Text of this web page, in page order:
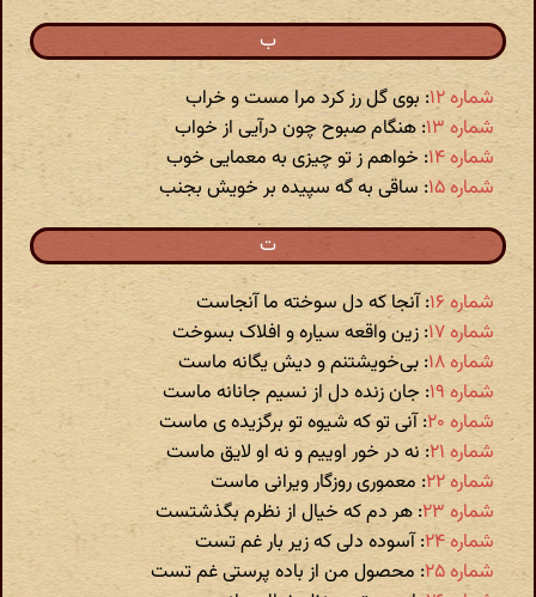
ب
شماره ۱۲
: بوی گل رز کرد مرا مست و خراب
شماره ۱۳
: هنگام صبوح چون درآیی از خواب
شماره ۱۴
: خواهم ز تو چیزی به معمایی خوب
شماره ۱۵
: ساقی به گه سپیده بر خویش بجنب
ت
شماره ۱۶ : آنجا که دل سوخته ما آنجاست
شماره ۱۷
: زین واقعه سیاره و افلاک بسوخت
شماره ۱۸
: بی‌خویشتنم و دیش یگانه ماست
شماره ۱۹
: جان زنده دل از نسیم جانانه ماست
شماره ۲۰
: آنی تو که شیوه تو برگزیده ی ماست
شماره ۲۱
: نه در خور اوییم و نه او لایق ماست
شماره ۲۲
: معموری روزگار ویرانی ماست
شماره ۲۳
: هر دم که خیال از نظرم بگذشتست
شماره ۲۴
: آسوده دلی که زیر بار غم تست
شماره ۲۵
: محصول من از باده پرستی غم تست